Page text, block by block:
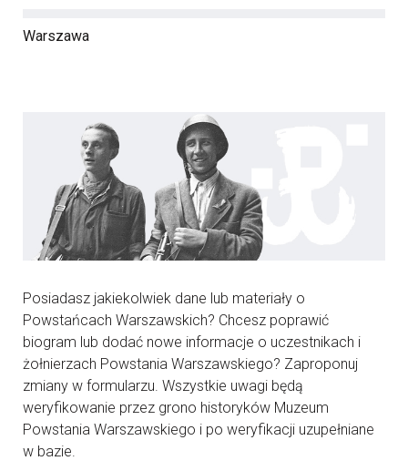
Warszawa
Posiadasz jakiekolwiek dane lub materiały o
Powstańcach Warszawskich? Chcesz poprawić
biogram lub dodać nowe informacje o uczestnikach i
żołnierzach Powstania Warszawskiego? Zaproponuj
zmiany w formularzu. Wszystkie uwagi będą
weryfikowanie przez grono historyków Muzeum
Powstania Warszawskiego i po weryfikacji uzupełniane
w bazie.